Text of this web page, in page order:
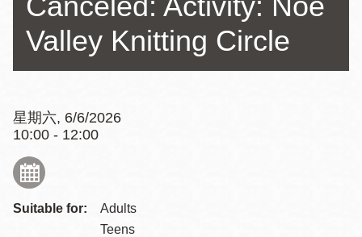
Valley Knitting Circle
星期六, 6/6/2026
10:00 - 12:00
Suitable for:
Adults
Teens